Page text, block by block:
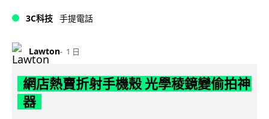
3C科技 手提電話
Lawton 1 日
網店熱賣折射手機殼 光學稜鏡變偷拍神
器